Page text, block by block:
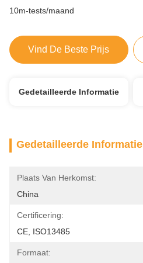
10m-tests/maand
Vind De Beste Prijs
Gedetailleerde Informatie
Gedetailleerde Informatie
Plaats Van Herkomst:
China
Certificering:
CE, ISO13485
Formaat: